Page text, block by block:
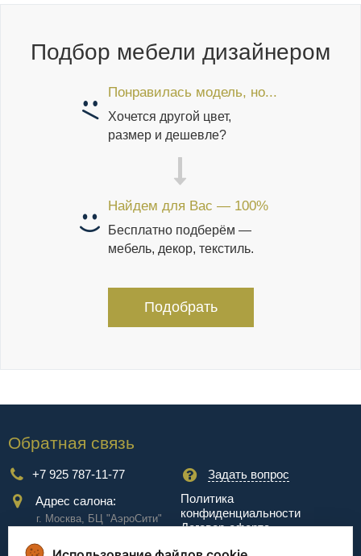
Подбор мебели дизайнером
Понравилась модель, но...
Хочется другой цвет,
размер и дешевле?
Найдем для Вас — 100%
Бесплатно подберём —
мебель, декор, текстиль.
Подобрать
Обратная связь
+7 925 787-11-77
Задать вопрос
Адрес салона:
г. Москва, БЦ "АэроCити"
Куркинское ш., стр.2, 17
этаж
Политика
конфиденциальности
Договор-оферта